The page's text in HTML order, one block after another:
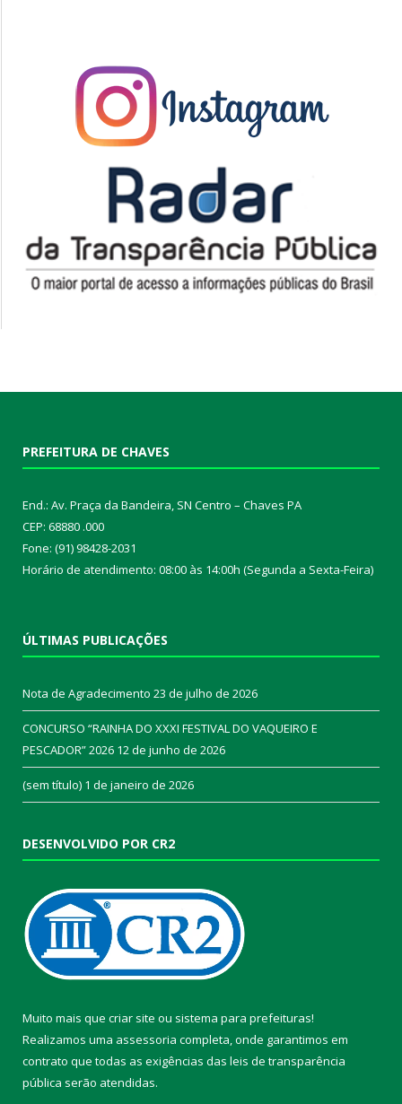
PREFEITURA DE CHAVES
End.: Av. Praça da Bandeira, SN Centro – Chaves PA
CEP: 68880 .000
Fone: (91) 98428-2031
Horário de atendimento: 08:00 às 14:00h (Segunda a Sexta-Feira)
ÚLTIMAS PUBLICAÇÕES
Nota de Agradecimento 23 de julho de 2026
CONCURSO “RAINHA DO XXXI FESTIVAL DO VAQUEIRO E
PESCADOR” 2026 12 de junho de 2026
(sem título) 1 de janeiro de 2026
DESENVOLVIDO POR CR2
Muito mais que criar site ou sistema para prefeituras!
Realizamos uma assessoria completa, onde garantimos em
contrato que todas as exigências das leis de transparência
pública serão atendidas.